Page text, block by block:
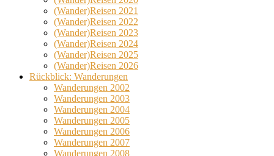
(Wander)Reisen 2021
(Wander)Reisen 2022
(Wander)Reisen 2023
(Wander)Reisen 2024
(Wander)Reisen 2025
(Wander)Reisen 2026
Rückblick: Wanderungen
Wanderungen 2002
Wanderungen 2003
Wanderungen 2004
Wanderungen 2005
Wanderungen 2006
Wanderungen 2007
Wanderungen 2008